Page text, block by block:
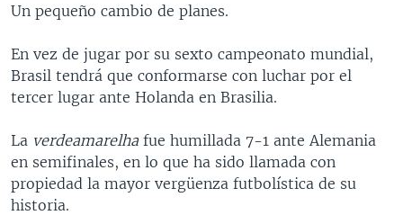
LAS CLAVES
PANORAMA
BUENOS DÍAS AMÉRICA
ESTADOS UNIDOS AL DÍA
EL MUNDO AL DÍA [RADIO]
DEPORTIVO INTERNACIONAL
NOTA ECONÓMICA
ENTRETENIMIENTO
SÍGANOS
Idiomas
Un pequeño cambio de planes.
En vez de jugar por su sexto campeonato mundial,
Brasil tendrá que conformarse con luchar por el
tercer lugar ante Holanda en Brasilia.
La verdeamarelhafue humillada 7-1 ante Alemania
en semifinales, en lo que ha sido llamada con
propiedad la mayor vergüenza futbolística de su
historia.